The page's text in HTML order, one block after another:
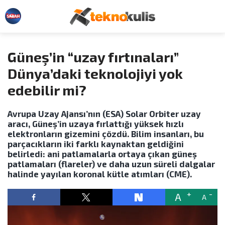
Güneş’in “uzay fırtınaları”
Dünya’daki teknolojiyi yok
edebilir mi?
Avrupa Uzay Ajansı’nın (ESA) Solar Orbiter uzay
aracı, Güneş’in uzaya fırlattığı yüksek hızlı
elektronların gizemini çözdü. Bilim insanları, bu
parçacıkların iki farklı kaynaktan geldiğini
belirledi: ani patlamalarla ortaya çıkan güneş
patlamaları (flareler) ve daha uzun süreli dalgalar
halinde yayılan koronal kütle atımları (CME).
A A